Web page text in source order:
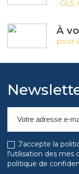
:
À
pour
J'accepte la
l'utilisation des mes
politique de